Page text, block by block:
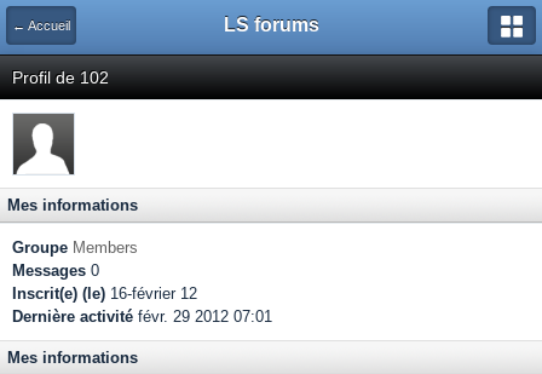
← Accueil LS forums
Profil de 102
Mes informations
Groupe Members
Messages 0
Inscrit(e) (le) 16-février 12
Dernière activité févr. 29 2012 07:01
Mes informations